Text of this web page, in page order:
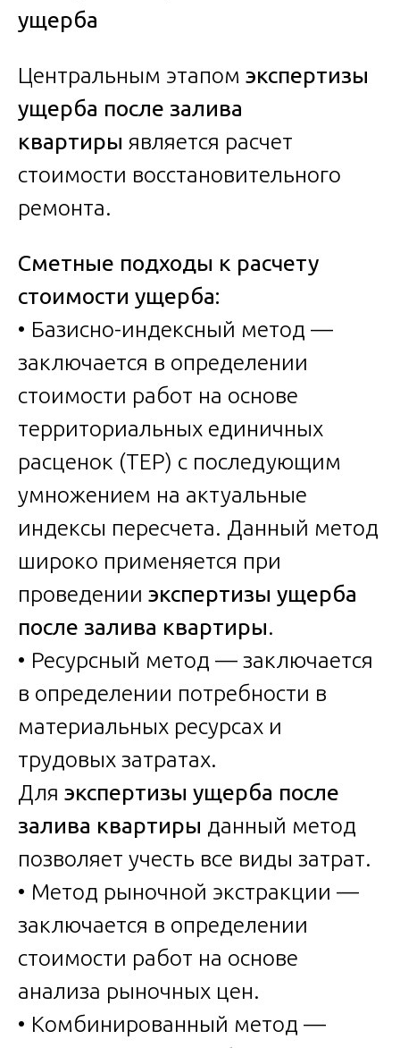
ущерба
Центральным этапом экспертизы
ущерба после залива
квартиры является расчет
стоимости восстановительного
ремонта.
Сметные подходы к расчету
стоимости ущерба:
• Базисно-индексный метод —
заключается в определении
стоимости работ на основе
территориальных единичных
расценок (ТЕР) с последующим
умножением на актуальные
индексы пересчета. Данный метод
широко применяется при
проведении экспертизы ущерба
после залива квартиры.
• Ресурсный метод — заключается
в определении потребности в
материальных ресурсах и
трудовых затратах.
Для экспертизы ущерба после
залива квартиры данный метод
позволяет учесть все виды затрат.
• Метод рыночной экстракции —
заключается в определении
стоимости работ на основе
анализа рыночных цен.
• Комбинированный метод —